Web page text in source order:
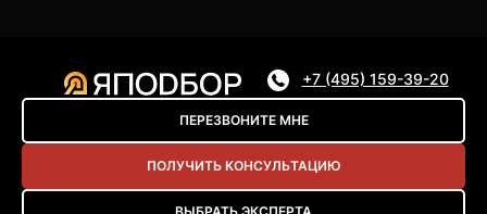
+7 (495) 159-39-20
ПЕРЕЗВОНИТЕ МНЕ
ПОЛУЧИТЬ КОНСУЛЬТАЦИЮ